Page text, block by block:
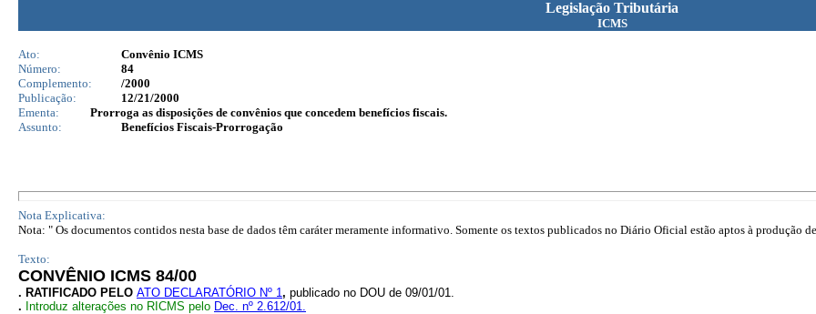
Legislação Tributária
ICMS
Ato:
Convênio ICMS
Número:
84
Complemento:
/2000
Publicação:
12/21/2000
Ementa:
Prorroga as disposições de convênios que concedem benefícios fiscais.
Assunto:
Benefícios Fiscais-Prorrogação
Nota Explicativa:
Nota: " Os documentos contidos nesta base de dados têm caráter meramente informativo. Somente os textos publicados no Diário Oficial estão aptos à produção
Texto:
CONVÊNIO ICMS 84/00
. RATIFICADO PELO ATO DECLARATÓRIO Nº 1, publicado no DOU de 09/01/01.
. Introduz alterações no RICMS pelo Dec. nº 2.612/01.